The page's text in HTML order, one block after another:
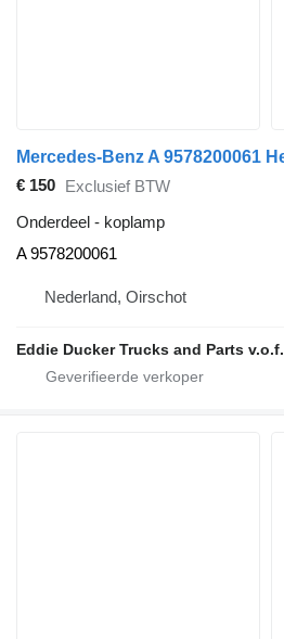
€ 150 Exclusief BTW
Onderdeel - koplamp
A 9578200061
Nederland, Oirschot
Eddie Ducker Trucks and Parts v.o.f.